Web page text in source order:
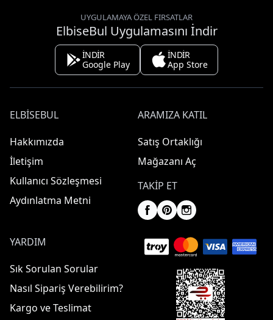
UYGULAMAYA ÖZEL FIRSATLAR
ElbiseBul Uygulamasını İndir
İNDİR
Google Play
İNDİR
App Store
ELBISEBUL
Hakkımızda
İletişim
Kullanıcı Sözleşmesi
Aydınlatma Metni
ARAMIZA KATIL
Satış Ortaklığı
Mağazanı Aç
TAKIP ET
YARDIM
Sık Sorulan Sorular
Nasıl Sipariş Verebilirim?
Kargo ve Teslimat